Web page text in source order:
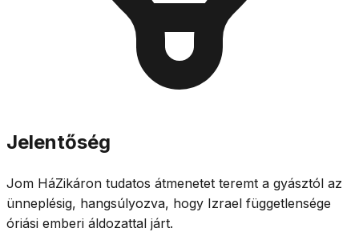
Jelentőség
Jom HáZikáron tudatos átmenetet teremt a gyásztól az
ünneplésig, hangsúlyozva, hogy Izrael függetlensége
óriási emberi áldozattal járt.